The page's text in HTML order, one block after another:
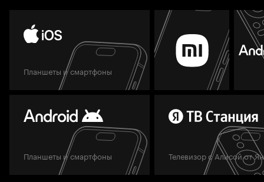
Планшеты и смартфоны
Планшеты и смартфоны Телевизор с Алисой от